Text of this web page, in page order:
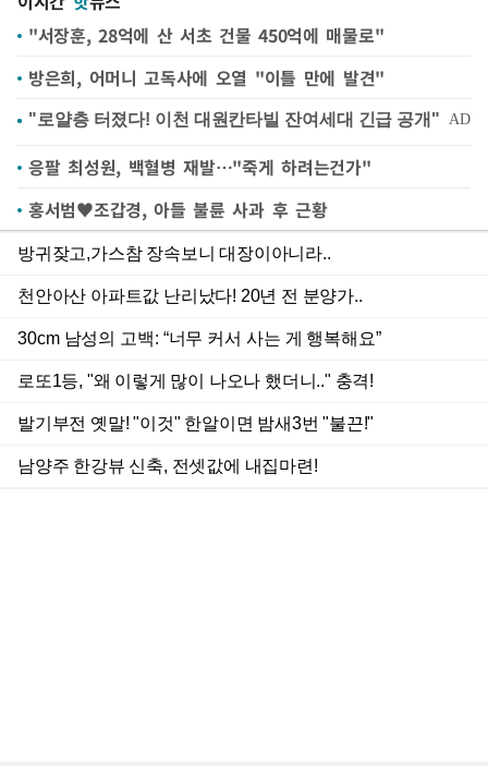
"서장훈, 28억에 산 서초 건물 450억에 매물로"
방은희, 어머니 고독사에 오열 "이틀 만에 발견"
응팔 최성원, 백혈병 재발…"죽게 하려는건가"
홍서범♥조갑경, 아들 불륜 사과 후 근황